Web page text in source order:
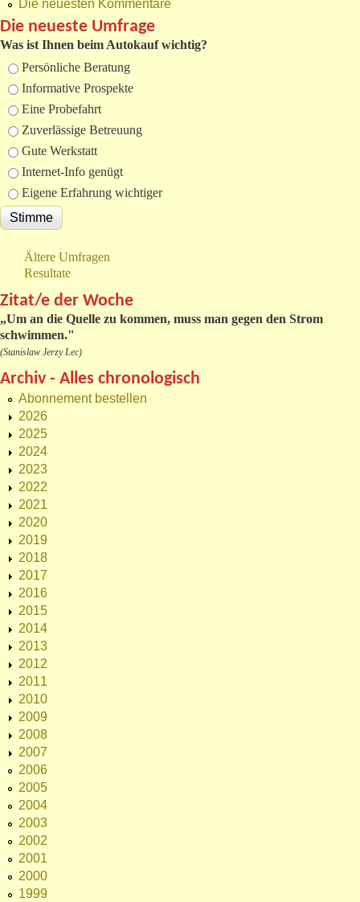
Die neuesten Kommentare
Die neueste Umfrage
Was ist Ihnen beim Autokauf wichtig?
Auswahlmöglichkeiten
Persönliche Beratung
Informative Prospekte
Eine Probefahrt
Zuverlässige Betreuung
Gute Werkstatt
Internet-Info genügt
Eigene Erfahrung wichtiger
Ältere Umfragen
Resultate
Zitat/e der Woche
„Um an die Quelle zu kommen, muss man gegen den Strom
schwimmen."
(Stanislaw Jerzy Lec)
Archiv - Alles chronologisch
Abonnement bestellen
2026
2025
2024
2023
2022
2021
2020
2019
2018
2017
2016
2015
2014
2013
2012
2011
2010
2009
2008
2007
2006
2005
2004
2003
2002
2001
2000
1999